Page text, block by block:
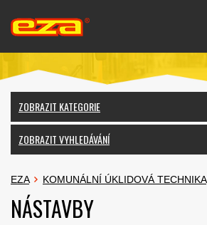
ZOBRAZIT KATEGORIE
ZOBRAZIT VYHLEDÁVÁNÍ
EZA KOMUNÁLNÍ ÚKLIDOVÁ TECHNIKA
NÁSTAVBY